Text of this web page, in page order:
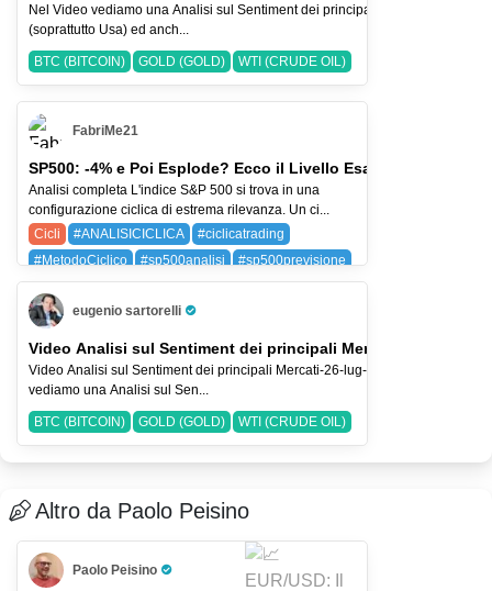
Nel Video vediamo una Analisi sul Sentiment dei principali Indici Azionari
(soprattutto Usa) ed anch...
BTC (BITCOIN) GOLD (GOLD) WTI (CRUDE OIL)
FabriMe21
SP500: -4% e Poi Esplode? Ecco il Livello Esatto
Analisi completa L'indice S&P 500 si trova in una
configurazione ciclica di estrema rilevanza. Un ci...
Cicli
#ANALISICICLICA
#ciclicatrading
#MetodoCiclico
#sp500analisi
#sp500previsione
SPX (SP 500)
eugenio sartorelli
Pro Trader
Video Analisi sul Sentiment dei principali Mercati-26-lug-2026
Video Analisi sul Sentiment dei principali Mercati-26-lug-2026 Nel Video
vediamo una Analisi sul Sen...
BTC (BITCOIN) GOLD (GOLD) WTI (CRUDE OIL)
Altro da Paolo Peisino
Paolo Peisino
Pro Trader